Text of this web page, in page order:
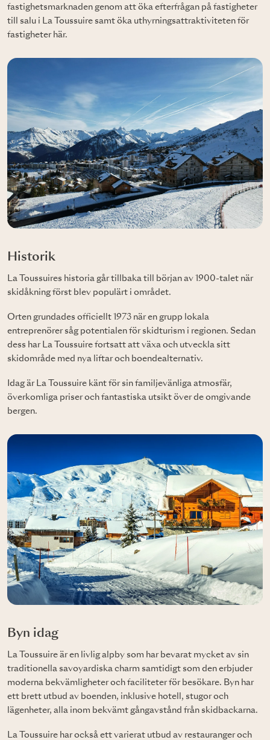
fastighetsmarknaden genom att öka efterfrågan på fastigheter
till salu i La Toussuire samt öka uthyrningsattraktiviteten för
fastigheter här.
Historik
La Toussuires historia går tillbaka till början av 1900-talet när
skidåkning först blev populärt i området.
Orten grundades officiellt 1973 när en grupp lokala
entreprenörer såg potentialen för skidturism i regionen. Sedan
dess har La Toussuire fortsatt att växa och utveckla sitt
skidområde med nya liftar och boendealternativ.
Idag är La Toussuire känt för sin familjevänliga atmosfär,
överkomliga priser och fantastiska utsikt över de omgivande
bergen.
Byn idag
La Toussuire är en livlig alpby som har bevarat mycket av sin
traditionella savoyardiska charm samtidigt som den erbjuder
moderna bekvämligheter och faciliteter för besökare. Byn har
ett brett utbud av boenden, inklusive hotell, stugor och
lägenheter, alla inom bekvämt gångavstånd från skidbackarna.
La Toussuire har också ett varierat utbud av restauranger och